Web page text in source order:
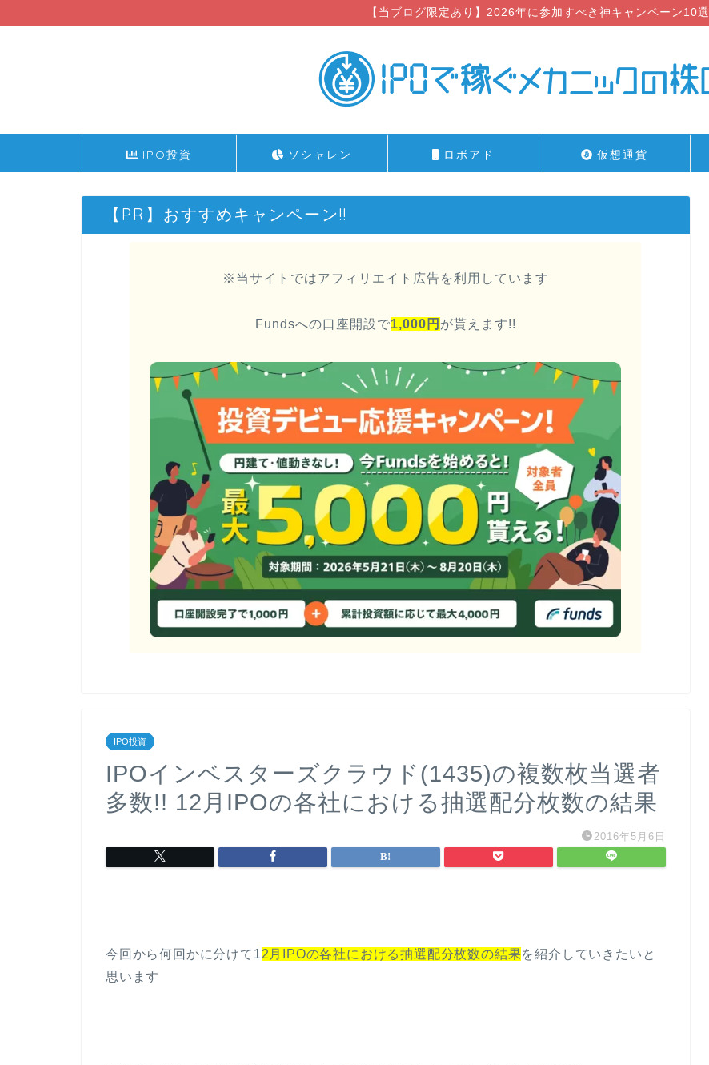
【当ブログ限定あり】2026年に参加すべき神キャンペーン10選
IPO投資 ソシャレン ロボアド 仮想通貨
【PR】おすすめキャンペーン!!
※当サイトではアフィリエイト広告を利用しています
Fundsへの口座開設で1,000円 が貰えます!!
IPO投資
IPOインベスターズクラウド(1435)の複数枚当選者
多数!! 12月IPOの各社における抽選配分枚数の結果
2016年5月6日
今回から何回かに分けて12月IPOの各社における抽選配分枚数の結果を紹介していきたいと
思います